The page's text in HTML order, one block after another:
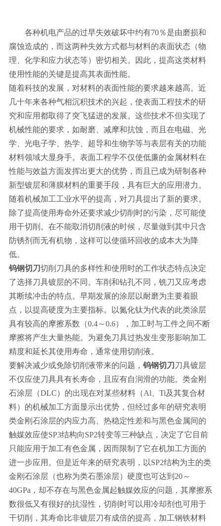
各种机电产品的过早失效破坏中约有70％是由磨损和
腐蚀造成的，而这两种失效方式都与材料的表面状态（物
理、化学和应力状态等）密切相关。因此，提高这类材料
使用性能的关键是提高其表面性能。
随着科技的发展，对材料的表面性能的要求越来越高。近
几十年来各种气相沉积技术的兴起，使表面工程技术的研
究和应用都取得了突飞猛进的发展。这些技术不但实现了
机械性能的要求，如耐磨、减摩和抗蚀，而且在电磁、光
学、光电子学、热学、超导和生物学等与表层有关的功能
材料领域大显身手。表面工程学不仅使低廉的金属材料在
性能与效益方面发挥出更大的优势，而且已成为研制各种
新型镀层和薄膜材料的重要手段，具有巨大的应用潜力。
随着机械加工工业水平的提高，对刀具提出了新的要求。
除了提高使用寿命外还要求减少切削时的污染，尽可能使
用干切削。在不能取消切削液的时候，尽量做到其中只含
防锈剂而无有机物，这样可以使循环回收的成本大为降
低。
钨钢切刀切削刀具的多样性和使用时的工作状态特点决定
了选择刀具镀层的不同。车削和钻孔不同，铣刀又应考虑
其断续冲击的特点。早期发展的涂层以耐磨为主要着眼
点，以提高硬度为主要指标。以氮化钛为代表的此类涂层
具有较高的摩擦系数（0.4～0.6），加工时与工件之间不断
摩擦将产生大量热能。为避免刀具过热发生变形影响加工
精度和延长其使用寿命，通常使用切削液。
要解决减少或免除切削液带来的问题， 钨钢切刀 刀具镀层
不仅应使刀具具有长寿命，且应有自润滑的功能。类金刚
石涂层（DLC）的出现在对某些材料（Al、Ti及其复合材
料）的机械加工方面显示出优势，但经过多年的研究表明
类金刚石涂层的内应力高、热稳定性差和与黑色金属间的
触媒效应使SP3结构向SP2转变等三种缺点，决定了它目前
只能应用于加工有色金属，因而限制了它在机加工方面的
进一步应用。但是近年来的研究表明，以SP2结构为主的类
金刚石涂层（也称为类石墨涂层）硬度也可达到20～
40GPa，却不存在与黑色金属起触媒效应的问题，其摩擦系
数很低又有很好的抗湿性，切削时可以用冷却剂也可用于
干切削，其寿命比非镀层刀有成倍的提高，加工钢铁材料